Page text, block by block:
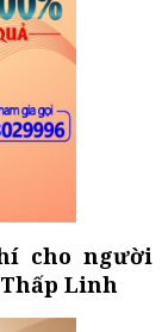
cho người
Linh